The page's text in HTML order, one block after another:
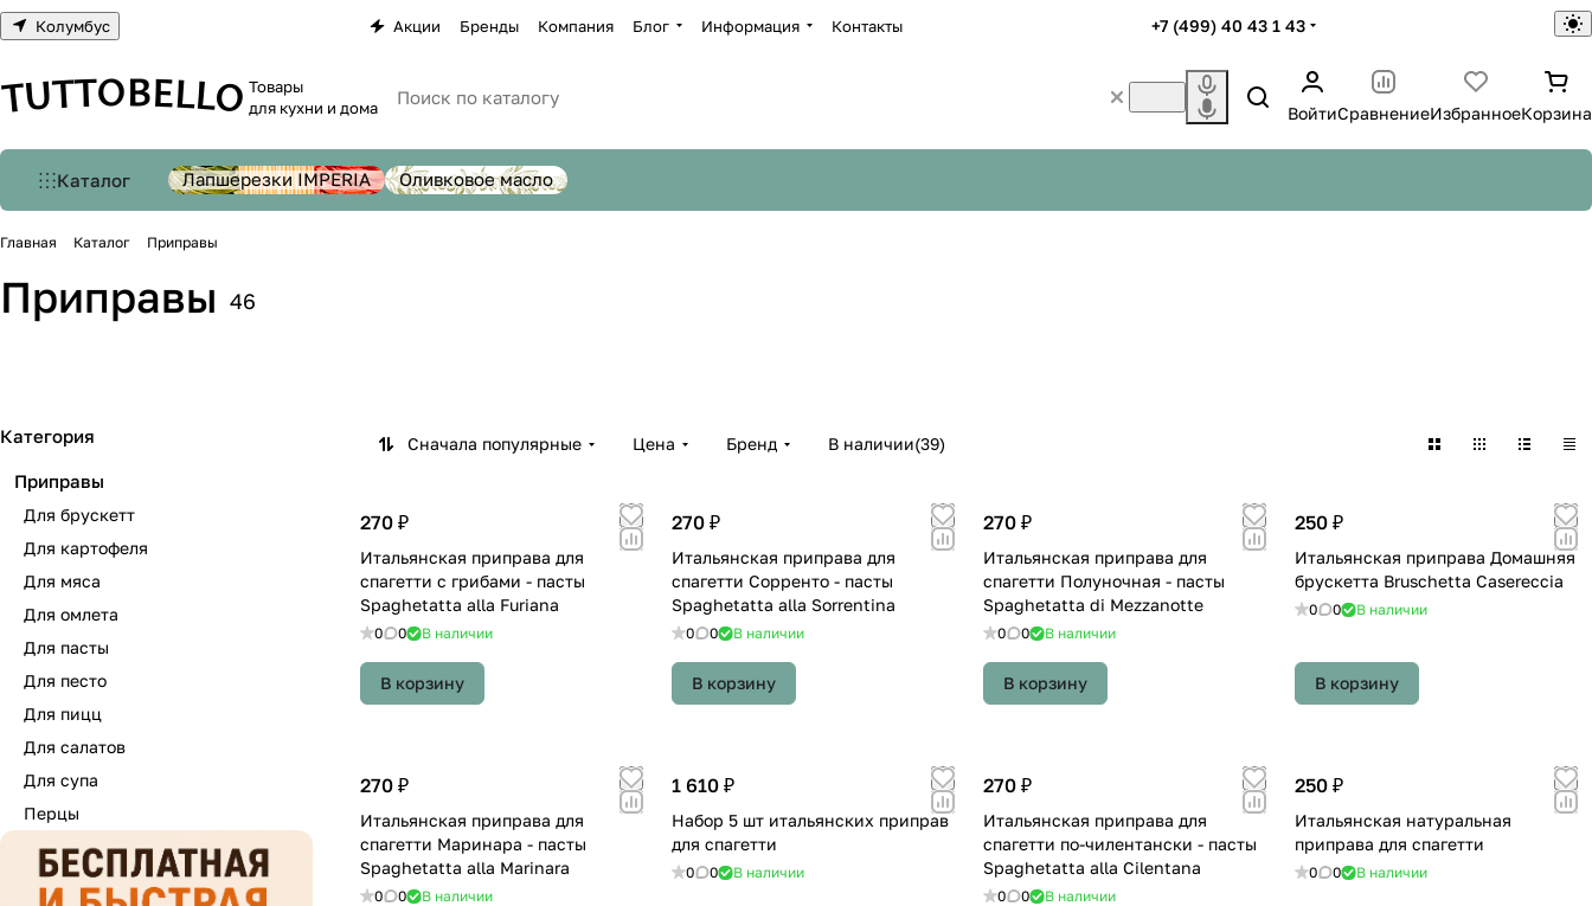
Колумбус Акции Бренды Компания Блог Информация Контакты +7 (499) 40 43 1 43
Товары
для кухни и дома
ВойтиСравнениеИзбранноеКорзина
Каталог Лапшерезки IMPERIA Оливковое масло
Главная Каталог Приправы
Приправы 46
Для брускетт
Для песто
Сначала популярные Цена Бренд В наличии(39)
270 ₽
Итальянская приправа для
спагетти с грибами - пасты
Spaghetatta alla Furiana
0 0 В наличии
В корзину
270 ₽
Итальянская приправа для
спагетти Сорренто - пасты
Spaghetatta alla Sorrentina
0 0 В наличии
В корзину
270 ₽
Итальянская приправа для
спагетти Полуночная - пасты
Spaghetatta di Mezzanotte
0 0 В наличии
В корзину
250 ₽
Итальянская приправа Домашняя
брускетта Bruschetta Casereccia
0 0 В наличии
В корзину
270 ₽
Итальянская приправа для
спагетти Маринара - пасты
Spaghetatta alla Marinara
0 0 В наличии
1 610 ₽
Набор 5 шт итальянских приправ
для спагетти
0 0 В наличии
270 ₽
Итальянская приправа для
спагетти по-чилентански - пасты
Spaghetatta alla Cilentana
0 0 В наличии
250 ₽
Итальянская натуральная
приправа для спагетти
0 0 В наличии
Категория
Приправы
Для брускетт
Для картофеля
Для мяса
Для омлета
Для пасты
Для песто
Для пицц
Для салатов
Для супа
Перцы